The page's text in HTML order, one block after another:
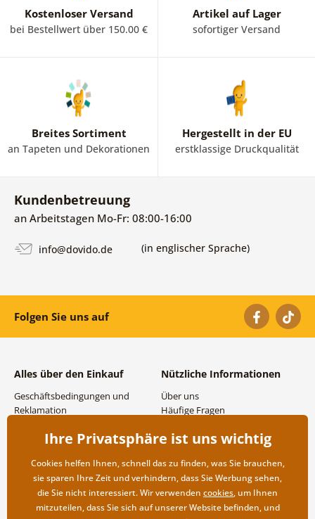
Kostenloser Versand
bei Bestellwert über 150.00 €
Artikel auf Lager
sofortiger Versand
Breites Sortiment
an Tapeten und Dekorationen
Hergestellt in der EU
erstklassige Druckqualität
Kundenbetreuung
an Arbeitstagen Mo-Fr: 08:00-16:00
info@dovido.de (in englischer Sprache)
Folgen Sie uns auf
Alles über den Einkauf
Geschäftsbedingungen und
Reklamation
Versand- und
Rücksendung der Ware
Nützliche Informationen
Über uns
Häufige Fragen
Großhandel und
Ihre Privatsphäre ist uns wichtig
Cookies helfen Ihnen, schnell das zu finden, was Sie brauchen,
sie sparen Ihre Zeit und verhindern, dass Sie Werbung sehen,
die Sie nicht interessiert. Wir verwenden cookies, um Ihnen
mitzuteilen, dass Sie sich auf unserer Website befinden, und